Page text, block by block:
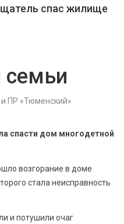
спас жилище
семьи
ПР «Тюменский»
спасти дом многодетной
возгорание в доме
стала неисправность
и потушили очаг